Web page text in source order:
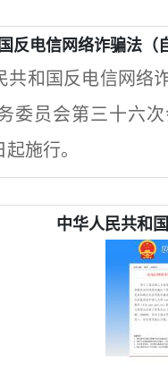
反电信网络诈骗法（
共和国反电信网
委员会第三十六
施行。
中华人民共和